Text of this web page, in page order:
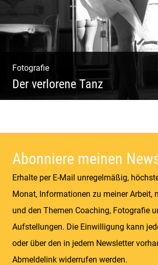
Fotografie
Der verlorene Tanz
Abonniere meinen
Erhalte per E-Mail unregelmäßig,
Monat, Informationen zu meiner Arbeit,
und den Themen Coaching, Fotografie
Aufstellungen. Die Einwilligung kann
oder über den in jedem Newsletter
Abmeldelink widerrufen werden.